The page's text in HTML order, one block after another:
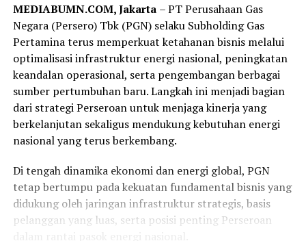
MEDIABUMN.COM, Jakarta – PT Perusahaan Gas
Negara (Persero) Tbk (PGN) selaku Subholding Gas
Pertamina terus memperkuat ketahanan bisnis melalui
optimalisasi infrastruktur energi nasional, peningkatan
keandalan operasional, serta pengembangan berbagai
sumber pertumbuhan baru. Langkah ini menjadi bagian
dari strategi Perseroan untuk menjaga kinerja yang
berkelanjutan sekaligus mendukung kebutuhan energi
nasional yang terus berkembang.
Di tengah dinamika ekonomi dan energi global, PGN
tetap bertumpu pada kekuatan fundamental bisnis yang
didukung oleh jaringan infrastruktur strategis, basis
pelanggan yang luas, serta posisi penting Perseroan